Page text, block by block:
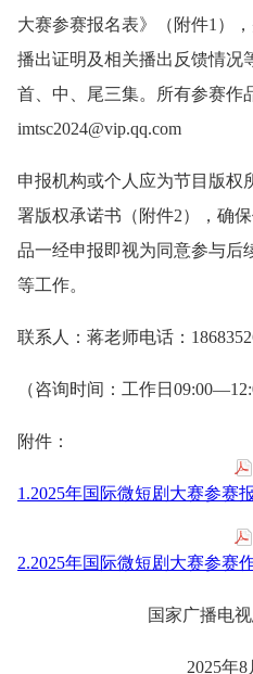
大赛参赛报名表》（附件1）
播出证明及相关播出反馈情况
首、中、尾三集。所有参赛作
imtsc2024@vip.qq.com
申报机构或个人应为节目版权
署版权承诺书（附件2），确
品一经申报即视为同意参与后
等工作。
联系人：蒋老师电话：
（咨询时间：工作日
附件：
1.2025年国际微短剧大赛参赛
2.2025年国际微短剧大赛参赛
国家广播电
2025年8